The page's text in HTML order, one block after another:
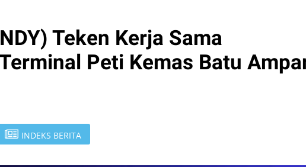
Teken Kerja Sama
Peti Kemas Batu
INDEKS BERITA